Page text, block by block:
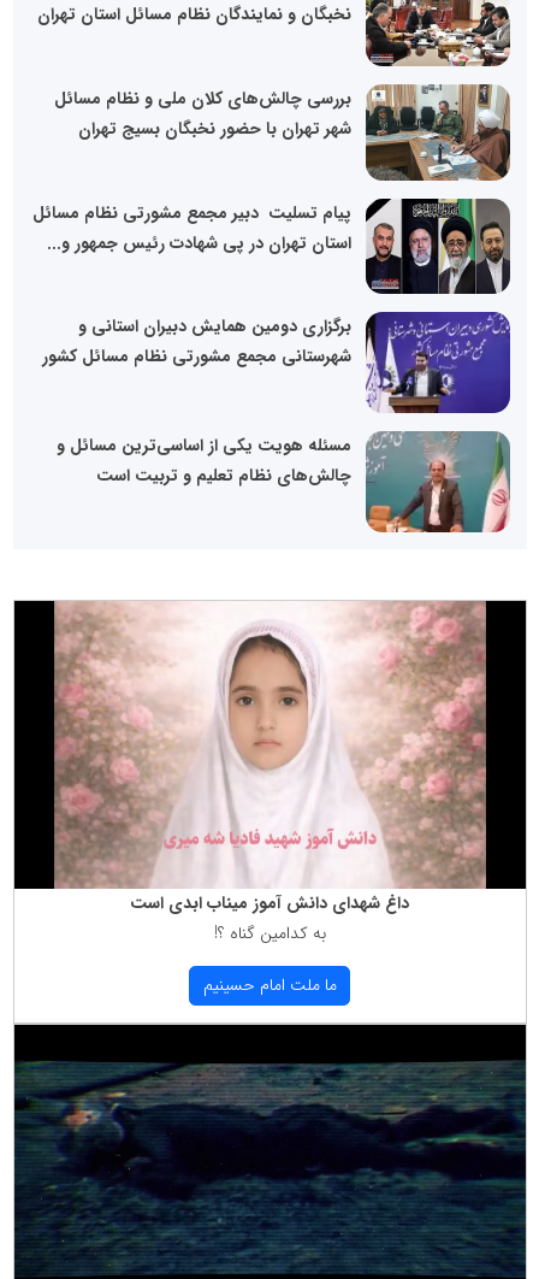
نخبگان و نمایندگان نظام مسائل استان تهران
بررسی چالش‌های کلان ملی و نظام مسائل
شهر تهران با حضور نخبگان بسیج تهران
پیام تسلیت دبیر مجمع مشورتی نظام مسائل
استان تهران در پی شهادت رئیس جمهور و...
برگزاری دومین همایش دبیران استانی و
شهرستانی مجمع مشورتی نظام مسائل کشور
مسئله هویت یکی از اساسی‌ترین مسائل و
چالش‌های نظام تعلیم و تربیت است
داغ شهدای دانش آموز میناب ابدی است
به كدامین گناه ؟!
ما ملت امام حسینیم